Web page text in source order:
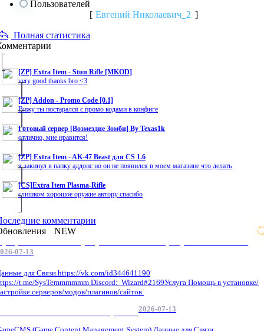
Пользователей
[ Евгений Николаевич_2 ]
Полная статистика
[ZP] Extra Item - Stun Rifle [MKOD]
very good thanks bro <3
[ZP] Addon - Promo Code [0.1]
Вижу ты постарался с промо кодами в конфиге
Готовый сервер [Возмездие Зомби] By Texas1k
отлично, мне нравится!
[ZP] Extra Item - AK-47 Beast для CS 1.6
я закинул в папку аддонс но он не появился в моем магазине что делать
[CS]Extra Item Plasma-Rifle
слишком хорошое оружие автору спасибо
комментарии
NEW
07-13
для Связи.https://vk.com/id344641190
t.me/SysTemmmmmm Discord: Wizard#2169Услуга Помощь в установке/
серверов/модов/плагинов/сайтов.
2026-07-13